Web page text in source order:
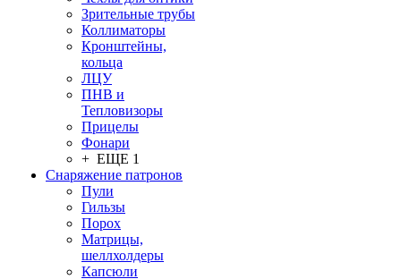
Зрительные трубы
Коллиматоры
Кронштейны,
кольца
ЛЦУ
ПНВ и
Тепловизоры
Прицелы
Фонари
+ ЕЩЕ 1
Снаряжение патронов
Пули
Гильзы
Порох
Матрицы,
шеллхолдеры
Капсюли